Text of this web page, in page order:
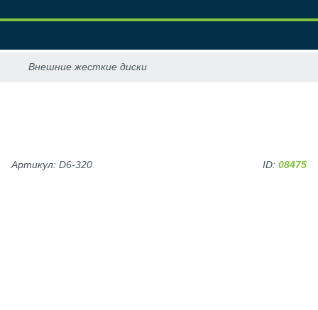
Артикул: D6-320 ID: 08475